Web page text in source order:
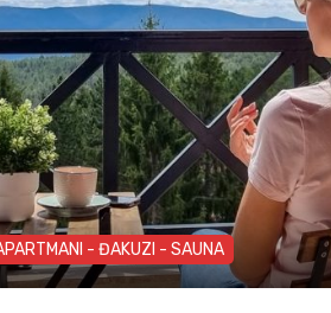
- ĐAKUZI - SAUNA